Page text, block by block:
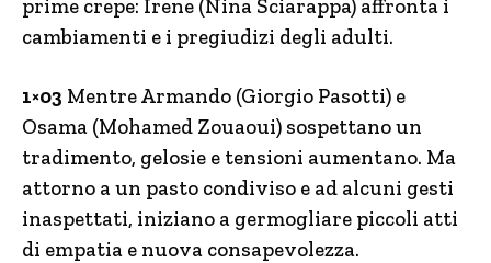
prime crepe: Irene (Nina Sciarappa) affronta i
cambiamenti e i pregiudizi degli adulti.
1×03 Mentre Armando (Giorgio Pasotti) e
Osama (Mohamed Zouaoui) sospettano un
tradimento, gelosie e tensioni aumentano. Ma
attorno a un pasto condiviso e ad alcuni gesti
inaspettati, iniziano a germogliare piccoli atti
di empatia e nuova consapevolezza.